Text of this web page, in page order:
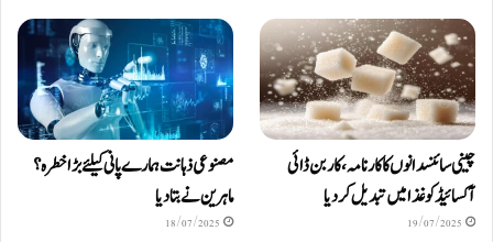
چینی سائنسدانوں کا کارنامہ، کاربن ڈائی
آکسائیڈ کو غذا میں تبدیل کردیا
19/07/2025
مصنوعی ذہانت ہمارے پانی کیلئے بڑا خطرہ؟
ماہرین نے بتا دیا
18/07/2025